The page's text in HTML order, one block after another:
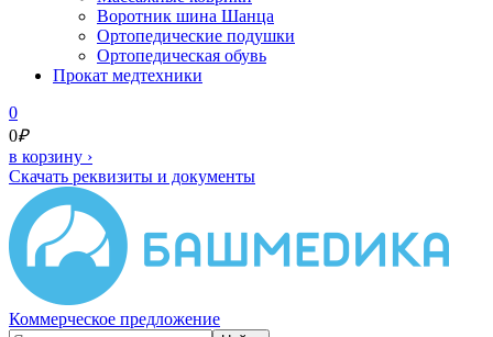
Воротник шина Шанца
Ортопедические подушки
Ортопедическая обувь
Прокат медтехники
0
0₽
в корзину ›
Скачать реквизиты и документы
Коммерческое предложение